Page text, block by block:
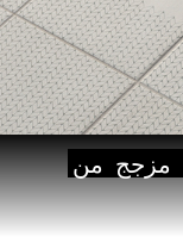
مزجج من